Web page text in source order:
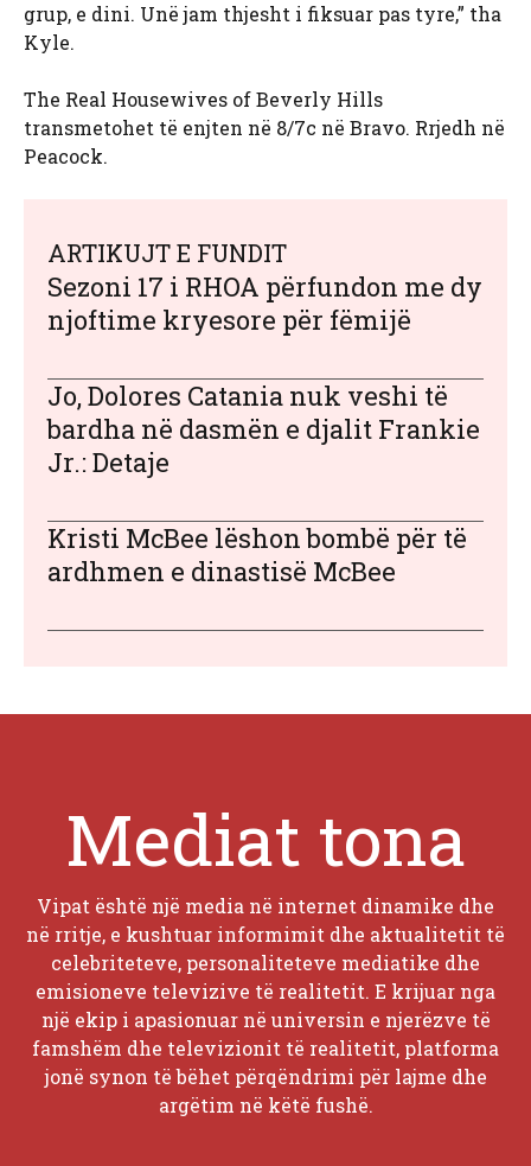
grup, e dini. Unë jam thjesht i fiksuar pas tyre,” tha
Kyle.
The Real Housewives of Beverly Hills
transmetohet të enjten në 8/7c në Bravo. Rrjedh në
Peacock.
ARTIKUJT E FUNDIT
Sezoni 17 i RHOA përfundon me dy
njoftime kryesore për fëmijë
Jo, Dolores Catania nuk veshi të
bardha në dasmën e djalit Frankie
Jr.: Detaje
Kristi McBee lëshon bombë për të
ardhmen e dinastisë McBee
Mediat tona
Vipat është një media në internet dinamike dhe
në rritje, e kushtuar informimit dhe aktualitetit të
celebriteteve, personaliteteve mediatike dhe
emisioneve televizive të realitetit. E krijuar nga
një ekip i apasionuar në universin e njerëzve të
famshëm dhe televizionit të realitetit, platforma
jonë synon të bëhet përqëndrimi për lajme dhe
argëtim në këtë fushë.